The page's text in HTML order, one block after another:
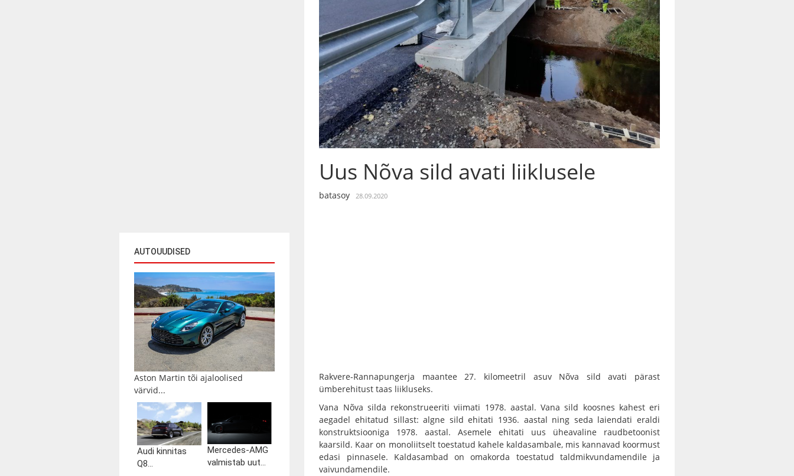
AUTOUUDISED
Aston Martin tõi ajaloolised
värvid...
Audi kinnitas
Q8...
Mercedes-AMG
valmistab uut...
Uus Nõva sild avati liiklusele
batasoy 28.09.2020
Rakvere-Rannapungerja maantee 27. kilomeetril asuv Nõva sild avati pärast
ümberehitust taas liikluseks.
Vana Nõva silda rekonstrueeriti viimati 1978. aastal. Vana sild koosnes kahest eri
aegadel ehitatud sillast: algne sild ehitati 1936. aastal ning seda laiendati eraldi
konstruktsiooniga 1978. aastal. Asemele ehitati uus üheavaline raudbetoonist
kaarsild. Kaar on monoliitselt toestatud kahele kaldasambale, mis kannavad koormust
edasi pinnasele. Kaldasambad on omakorda toestatud taldmikvundamendile ja
vaivundamendile.